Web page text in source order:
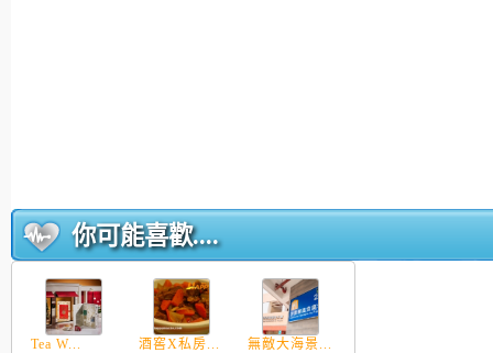
你可能喜歡....
Tea W... 酒窖X私房... 無敵大海景...